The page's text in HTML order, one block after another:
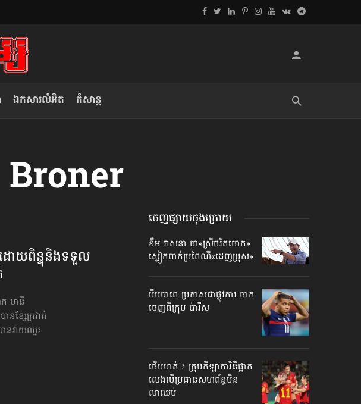
ឯកសារលំអិត កំសាន្ដ
ោយពិន្ទុនិង​ទទួល​
មានី
ខ្សែក្រវាត់
នវាយឈ្នះ
ចេញផ្សាយចុងក្រោយ
ខឹម វាសនា ថា«ស្រីចរិតថោក»​
ស្លៀកពាក់ប្រពៃណី​«ដេញប្រុស»
អឹមបាពេ ប្រកាសជាផ្លូវការ ចាក
ចេញពីក្រុម ប៉ារីស
ថើបមាត់ ៖ ក្រុមកីឡាការិនី​ផ្អាក
លេង​​បើប្រធានសហព័ន្ធ​មិន
លាឈប់
តប្រិយមិត្ត៖ «កាមតណ្ហា​
»